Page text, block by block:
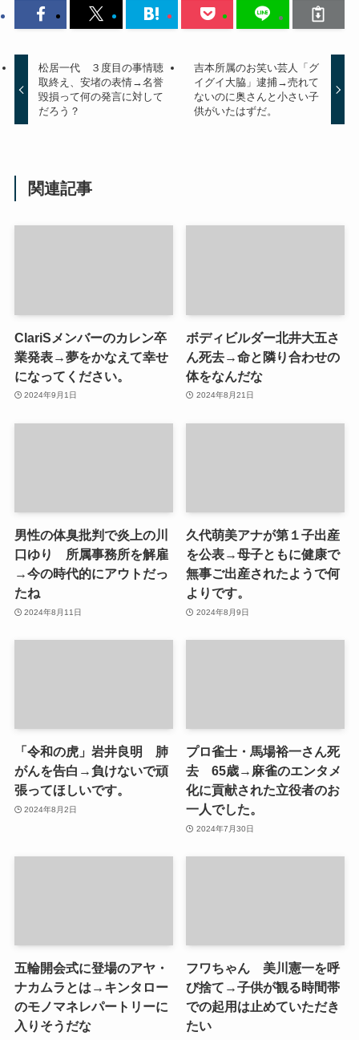
松居一代 ３度目の事情聴
取終え、安堵の表情→名誉
毀損って何の発言に対して
だろう？
吉本所属のお笑い芸人「グ
イグイ大脇」逮捕→売れて
ないのに奥さんと小さい子
供がいたはずだ。
関連記事
ClariSメンバーのカレン卒
業発表→夢をかなえて幸せ
になってください。
2024年9月1日
ボディビルダー北井大五さ
ん死去→命と隣り合わせの
体をなんだな
2024年8月21日
男性の体臭批判で炎上の川
口ゆり 所属事務所を解雇
→今の時代的にアウトだっ
たね
2024年8月11日
久代萌美アナが第１子出産
を公表→母子ともに健康で
無事ご出産されたようで何
よりです。
2024年8月9日
「令和の虎」岩井良明 肺
がんを告白→負けないで頑
張ってほしいです。
2024年8月2日
プロ雀士・馬場裕一さん死
去 65歳→麻雀のエンタメ
化に貢献された立役者のお
一人でした。
2024年7月30日
五輪開会式に登場のアヤ・
ナカムラとは→キンタロー
のモノマネレパートリーに
入りそうだな
フワちゃん 美川憲一を呼
び捨て→子供が観る時間帯
での起用は止めていただき
たい